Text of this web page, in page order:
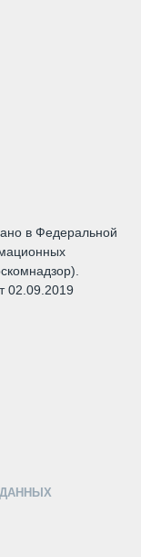
в Федеральной
02.09.2019